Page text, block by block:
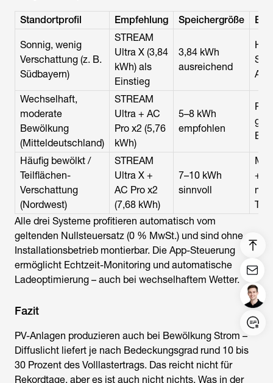
Login/Register
United States (English)
Standortprofil Empfehlung Speichergröße
Sonnig, wenig
Verschattung (z. B.
Südbayern)
STREAM
Ultra X (3,84
kWh) als
Einstieg
3,84 kWh
ausreichend
Wechselhaft,
moderate
Bewölkung
(Mitteldeutschland)
STREAM
Ultra + AC
Pro x2 (5,76
kWh)
5–8 kWh
empfohlen
Häufig bewölkt /
Teilflächen-
Verschattung
(Nordwest)
STREAM
Ultra X +
AC Pro x2
(7,68 kWh)
7–10 kWh
sinnvoll
+
Alle drei Systeme profitieren automatisch vom
geltenden Nullsteuersatz (0 % MwSt.) und sind ohne
Installationsbetrieb montierbar. Die App-Steuerung
ermöglicht Echtzeit-Monitoring und automatische
Ladeoptimierung – auch bei wechselhaftem Wetter.
Fazit
PV-Anlagen produzieren auch bei Bewölkung Strom –
Diffuslicht liefert je nach Bedeckungsgrad rund 10 bis
30 Prozent des Volllastertrags. Das reicht nicht für
Rekordtage, aber es ist auch nicht nichts. Was in der